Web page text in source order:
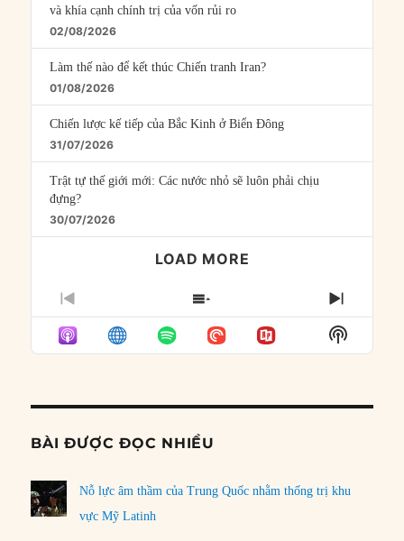
và khía cạnh chính trị của vốn rủi ro
02/08/2026
Làm thế nào để kết thúc Chiến tranh Iran?
01/08/2026
Chiến lược kế tiếp của Bắc Kinh ở Biển Đông
31/07/2026
Trật tự thế giới mới: Các nước nhỏ sẽ luôn phải chịu
đựng?
30/07/2026
LOAD MORE
PREVIOUS
EPISODE
SHOW
EPISODES
LIST
NEXT
Show
Podcast
BÀI ĐƯỢC ĐỌC NHIỀU
Nỗ lực âm thầm của Trung Quốc nhằm thống trị khu
vực Mỹ Latinh